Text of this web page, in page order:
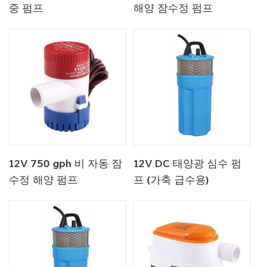
중 펌프
해양 잠수정 펌프
12V 750 gph 비 자동 잠
수정 해양 펌프
12V DC 태양광 심수 펌
프 (가축 급수용)